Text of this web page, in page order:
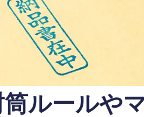
ルールや